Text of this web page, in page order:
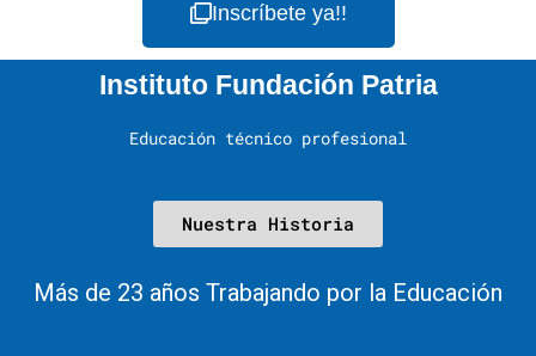
Inscríbete ya!!
Instituto Fundación Patria
Educación técnico profesional
Nuestra Historia
Más de 23 años Trabajando por la Educación